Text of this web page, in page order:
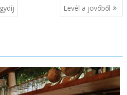
Levél a jövőből